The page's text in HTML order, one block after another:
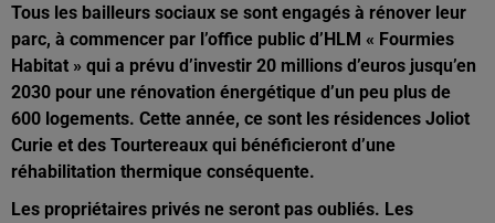
Tous les bailleurs sociaux se sont engagés à rénover leur
parc, à commencer par l’office public d’HLM « Fourmies
Habitat » qui a prévu d’investir 20 millions d’euros jusqu’en
2030 pour une rénovation énergétique d’un peu plus de
600 logements. Cette année, ce sont les résidences Joliot
Curie et des Tourtereaux qui bénéficieront d’une
réhabilitation thermique conséquente.
Les propriétaires privés ne seront pas oubliés. Les